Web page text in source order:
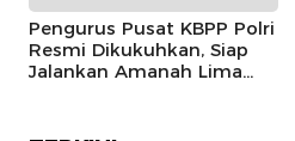
Pengurus Pusat KBPP Polri
Resmi Dikukuhkan, Siap
Jalankan Amanah Lima